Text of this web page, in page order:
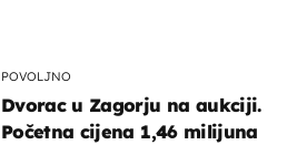
POVOLJNO
Dvorac u Zagorju na aukciji.
Početna cijena 1,46 milijuna